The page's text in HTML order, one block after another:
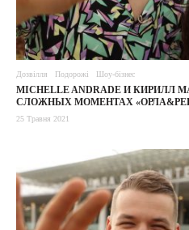
Дозвілля Подорожі Шоу-бізнес
MICHELLE ANDRADE И
СЛОЖНЫХ МОМЕНТАХ
25 Травня 2021